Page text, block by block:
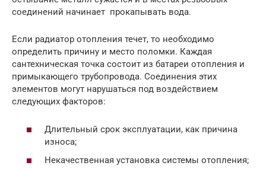
соединений начинает прокапывать вода.
Если радиатор отопления течет, то необходимо
определить причину и место поломки. Каждая
сантехническая точка состоит из батареи отопления и
примыкающего трубопровода. Соединения этих
элементов могут нарушаться под воздействием
следующих факторов:
Длительный срок эксплуатации, как причина
износа;
Некачественная установка системы отопления;